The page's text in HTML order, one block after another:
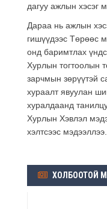
дагуу ажлын хэсэг
Дараа нь ажлын
гишүүдээс Төрөөс
онд баримтлах
Хурлын тогтоолын
зарчмын зөрүүтэй
хураалт явуулан
хуралдаанд
Хурлын Хэвлэл
хэлтсээс мэдээллээ.
ХОЛБООТОЙ